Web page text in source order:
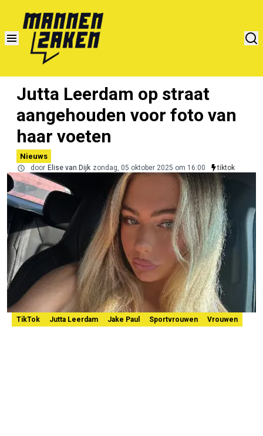
Jutta Leerdam op straat
aangehouden voor foto van
haar voeten
Nieuws
door Elise van Dijk zondag, 05 oktober 2025 om 16:00 tiktok
TikTok Jutta Leerdam Jake Paul Sportvrouwen Vrouwen